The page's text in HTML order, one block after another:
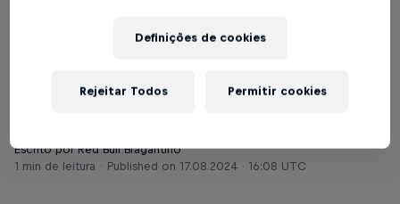
Paulista
Texto: Cárila Covas
Escrito por Red Bull Bragantino
1 min de leitura
Published on 17.08.2024 · 16:08 UTC
Definições de cookies
Rejeitar Todos Permitir cookies